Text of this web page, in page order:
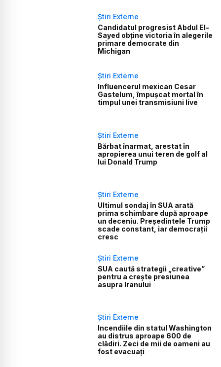
Știri Externe
Candidatul progresist Abdul El-
Sayed obține victoria în alegerile
primare democrate din
Michigan
Știri Externe
Influencerul mexican Cesar
Gastelum, împușcat mortal în
timpul unei transmisiuni live
Știri Externe
Bărbat înarmat, arestat în
apropierea unui teren de golf al
lui Donald Trump
Știri Externe
Ultimul sondaj în SUA arată
prima schimbare după aproape
un deceniu. Președintele Trump
scade constant, iar democrații
cresc
Știri Externe
SUA caută strategii „creative”
pentru a crește presiunea
asupra Iranului
Știri Externe
Incendiile din statul Washington
au distrus aproape 600 de
clădiri. Zeci de mii de oameni au
fost evacuați